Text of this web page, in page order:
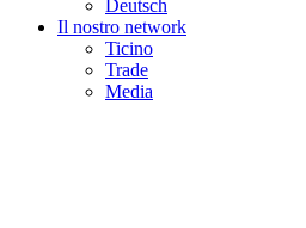
Deutsch
Il nostro network
Ticino
Trade
Media